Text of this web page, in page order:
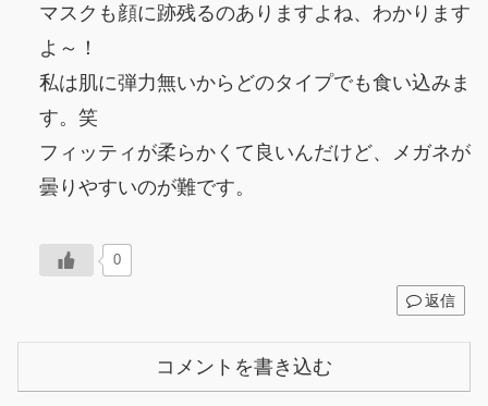
マスクも顔に跡残るのありますよね、わかります
よ～！
私は肌に弾力無いからどのタイプでも食い込みま
す。笑
フィッティが柔らかくて良いんだけど、メガネが
曇りやすいのが難です。
0
返信
コメントを書き込む